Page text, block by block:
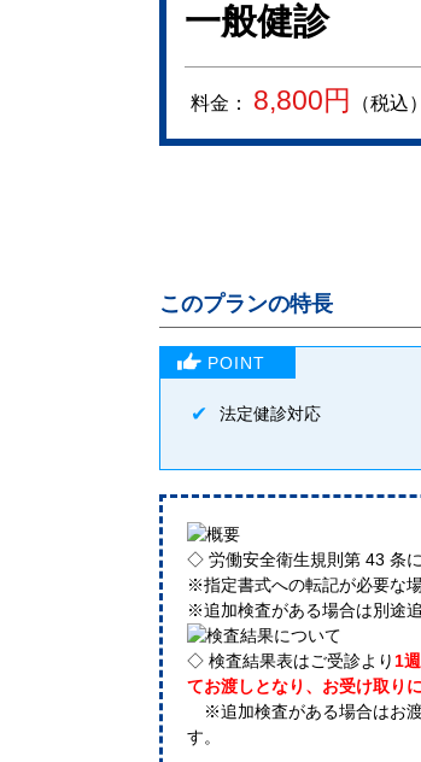
一般健診
料金： 8,800円 （税込）
このプランの特長
法定健診対応
◇ 労働安全衛生規則第 43 条
※指定書式への転記が必要な
※追加検査がある場合は別途
◇ 検査結果表はご受診より 1
てお渡しとなり、お受け取り
※追加検査がある場合はお渡
す。